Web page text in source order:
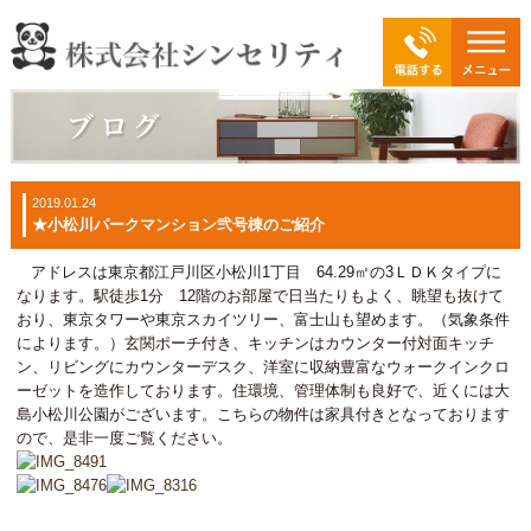
2019.01.24
★小松川パークマンション弐号棟のご紹介
アドレスは東京都江戸川区小松川1丁目 64.29㎡の3ＬＤＫタイプに
なります。駅徒歩1分 12階のお部屋で日当たりもよく、眺望も抜けて
おり、東京タワーや東京スカイツリー、富士山も望めます。（気象条件
によります。）玄関ポーチ付き、キッチンはカウンター付対面キッチ
ン、リビングにカウンターデスク、洋室に収納豊富なウォークインクロ
ーゼットを造作しております。住環境、管理体制も良好で、近くには大
島小松川公園がございます。こちらの物件は家具付きとなっております
ので、是非一度ご覧ください。